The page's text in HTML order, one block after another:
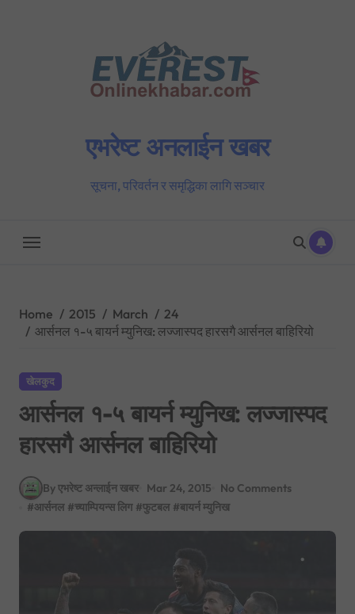
एभरेष्ट अनलाईन खबर
सूचना, परिवर्तन र समृद्धिका लागि सञ्चार
Home 2015 March
24
आर्सनल १-५ बायर्न म्युनिख: लज्जास्पद हारसगै आर्सनल बाहिरियो
खेलकुद
आर्सनल १-५ बायर्न म्युनिख: लज्जास्पद
हारसगै आर्सनल बाहिरियो
By एभरेष्ट अन्लाईन खबर Mar 24, 2015
No Comments
#आर्सनल #च्याम्पियन्स लिग #फुटबल #बायर्न म्युनिख